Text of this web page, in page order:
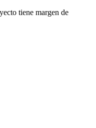
tiene margen de